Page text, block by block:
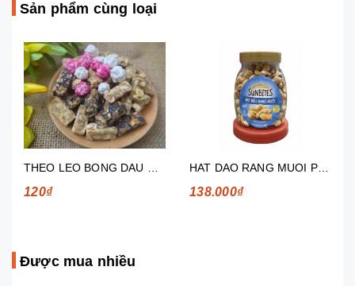
Sản phẩm cùng loại
120₫
HAT DAO RANG MUOI PEPSICO 280G
138.000₫
Được mua nhiều